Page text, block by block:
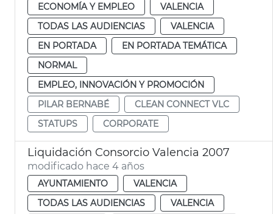
ECONOMÍA Y EMPLEO
VALENCIA
TODAS LAS AUDIENCIAS
VALENCIA
EN PORTADA
EN PORTADA TEMÁTICA
NORMAL
EMPLEO, INNOVACIÓN Y PROMOCIÓN
PILAR BERNABÉ
CLEAN CONNECT VLC
STATUPS
CORPORATE
Liquidación Consorcio Valencia 2007
modificado hace 4 años
AYUNTAMIENTO
VALENCIA
TODAS LAS AUDIENCIAS
VALENCIA